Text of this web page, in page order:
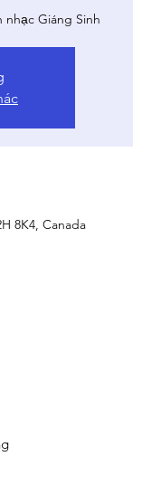
Giáng Sinh
8K4, Canada